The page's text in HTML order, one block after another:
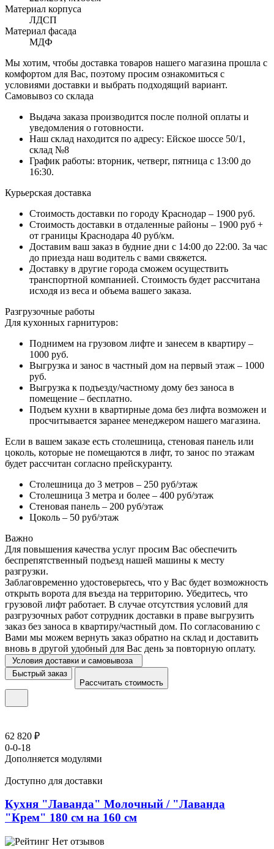
Материал корпуса
ЛДСП
Материал фасада
МДФ
Мы хотим, чтобы доставка товаров нашего магазина прошла с
комфортом для Вас, поэтому просим ознакомиться с
условиями доставки и выбрать подходящий вариант.
Самовывоз со склада
Выдача заказа производится после полной оплаты и
уведомления о готовности.
Наш склад находится по адресу: Ейское шоссе 50/1,
склад №8
График работы: вторник, четверг, пятница с 13:00 до
16:30.
Курьерская доставка
Стоимость доставки по городу Краснодар – 1900 руб.
Стоимость доставки в отдаленные районы – 1900 руб +
от границы Краснодара 40 руб/км.
Доставим ваш заказ в будние дни с 14:00 до 22:00. За час
до приезда наш водитель с вами свяжется.
Доставку в другие города сможем осуществить
транспортной компанией. Стоимость будет рассчитана
исходя из веса и объема вашего заказа.
Разгрузочные работы
Для кухонных гарнитуров:
Поднимем на грузовом лифте и занесем в квартиру –
1000 руб.
Выгрузка и занос в частный дом на первый этаж – 1000
руб.
Выгрузка к подъезду/частному дому без заноса в
помещение – бесплатно.
Подъем кухни в квартирные дома без лифта возможен и
просчитывается заранее менеджером нашего магазина.
Если в вашем заказе есть столешница, стеновая панель или
цоколь, которые не помещаются в лифт, то занос по этажам
будет рассчитан согласно прейскуранту.
Столешница до 3 метров – 250 руб/этаж
Столешница 3 метра и более – 400 руб/этаж
Стеновая панель – 200 руб/этаж
Цоколь – 50 руб/этаж
Важно
Для повышения качества услуг просим Вас обеспечить
беспрепятственный подъезд нашей машины к месту
разгрузки.
Заблаговременно удостоверьтесь, что у Вас будет возможность
открыть ворота для въезда на территорию. Убедитесь, что
грузовой лифт работает. В случае отсутствия условий для
разгрузочных работ сотрудник доставки в праве выгрузить
заказ без заноса в квартиру/частный дом. По согласованию с
Вами мы можем вернуть заказ обратно на склад и доставить
вновь в другой удобный для Вас день за повторную оплату.
Условия доставки и самовывоза
Быстрый заказ
Рассчитать стоимость
62 820 ₽
0-0-18
Дополняется модулями
Доступно для доставки
Кухня "Лаванда" Молочный / "Лаванда
"Крем" 180 см на 160 см
Нет отзывов